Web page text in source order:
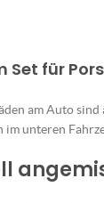
Set für
am Auto
im unteren